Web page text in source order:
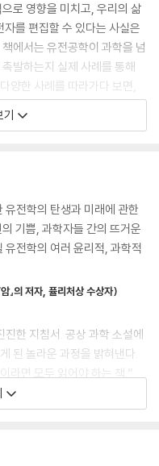
은 DNA 특허에 무효 판결이
가 과학과 의학의 구조를 바
기 위한 움직임, 그리고 출판
해 주요 자료로 쓰인 사례에
다는 의견이 늘고 있고, 다른
인식이 점차 높아지고 있다.
되는 출발점에 서 있는지도
기된 의문과 마주해야 합니다.
을 어떻게 활용하기를 원할까
를 낼 수 있어야 한다. 모든 과
익과 관련된 일을 할 때는 자
견해를 외면해선 안 된다. 사
할 수 있게 해야 한다.
더욱 그렇다. 관련 과학자들
로 영향을 미치고, 우리의 삶
를 편집할 수 있다는 사실은
에서는 유전공학이 과학을 넘
발하는지 실제 사례를 통해
양한 사례를 따라가다 보면,
수 없다는 사실을 실감하게
회적 맥락과 긴밀하게 연결
. 저자는 유전자 기술을 둘러
서는 안 된다고 말한다. 유전
해야 할 공공의 과제다.
까지 유전공학의 핵심 주제를
유전자 기술의 한계와 잠재적
제공한다. 특히 유전자 기술
는지까지 폭넓게 보여준다.
니다. 과학 기술이 사회에서
제가 아니라 사회적 결정과 가
기
전학의 탄생과 미래에 관한
기쁨, 과학자들 간의 뜨거운
전학의 여러 윤리적, 과학적
』의 저자, 퓰리처상 수상자)
한 지침서. 공상 과학 소설에
된 놀라운 과정을 밝혀낸다.
라면 모두 읽어야 하는 책.”
다. 이 책을 읽고 나면 답을